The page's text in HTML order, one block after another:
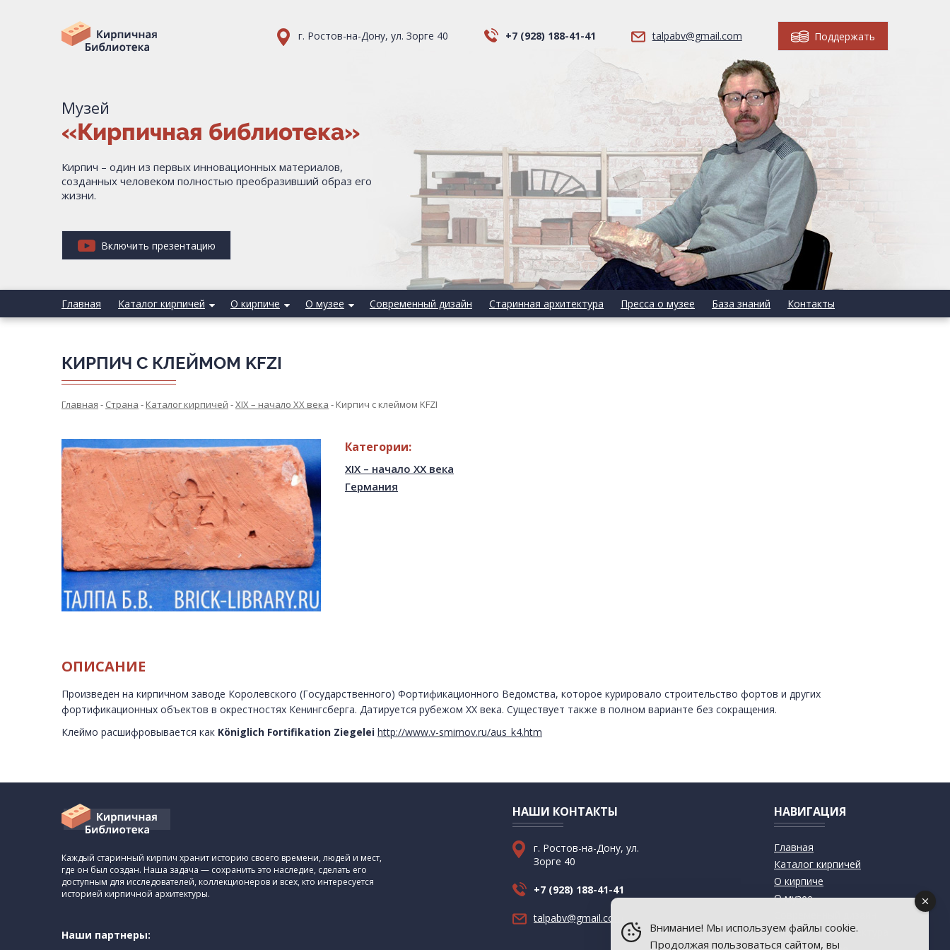
г. Ростов-на-Дону, ул. Зорге 40 +7 (928) 188-41-41 talpabv@gmail.com Поддержать
Музей
«Кирпичная библиотека»
Кирпич – один из первых инновационных материалов,
созданных человеком полностью преобразивший образ его
жизни.
Включить презентацию
Главная Каталог кирпичей О кирпиче О музее Современный дизайн Старинная архитектура Пресса о музее База знаний Контакты
КИРПИЧ С КЛЕЙМОМ KFZI
Главная - Страна - Каталог кирпичей -XIX – начало XX века - Кирпич с клеймом KFZI
Категории:
XIX – начало XX века
Германия
ОПИСАНИЕ
Произведен на кирпичном заводе Королевского (Государственного) Фортификационного Ведомства, которое курировало строительство фортов и других
фортификационных объектов в окрестностях Кенингсберга. Датируется рубежом XX века. Существует также в полном варианте без сокращения.
Клеймо расшифровывается как Königlich Fortifikation Ziegelei http://www.v-smirnov.ru/aus_k4.htm
Каждый старинный кирпич хранит историю своего времени, людей и мест,
где он был создан. Наша задача — сохранить это наследие, сделать его
доступным для исследователей, коллекционеров и всех, кто интересуется
историей кирпичной архитектуры.
Наши партнеры:
НАШИ КОНТАКТЫ
г. Ростов-на-Дону, ул.
Зорге 40
+7 (928) 188-41-41
talpabv@gmail.com
НАВИГАЦИЯ
Главная
Каталог кирпичей
О кирпиче
О музее
Старинная архитектура
Внимание! Мы используем файлы cookie.
Продолжая пользоваться сайтом, вы